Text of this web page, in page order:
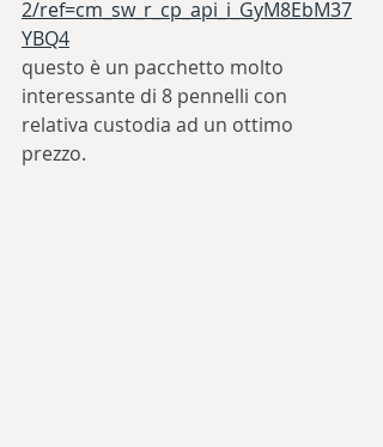
2/ref=cm_sw_r_cp_api_i_GyM8EbM37
YBQ4
questo è un pacchetto molto
interessante di 8 pennelli con
relativa custodia ad un ottimo
prezzo.